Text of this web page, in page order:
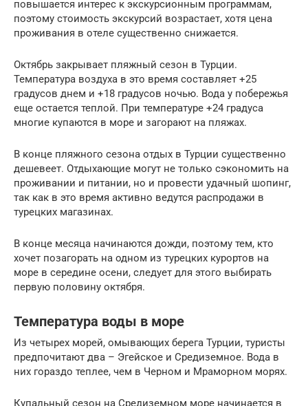
повышается интерес к экскурсионным программам,
поэтому стоимость экскурсий возрастает, хотя цена
проживания в отеле существенно снижается.
Октябрь закрывает пляжный сезон в Турции.
Температура воздуха в это время составляет +25
градусов днем и +18 градусов ночью. Вода у побережья
еще остается теплой. При температуре +24 градуса
многие купаются в море и загорают на пляжах.
В конце пляжного сезона отдых в Турции существенно
дешевеет. Отдыхающие могут не только сэкономить на
проживании и питании, но и провести удачный шопинг,
так как в это время активно ведутся распродажи в
турецких магазинах.
В конце месяца начинаются дожди, поэтому тем, кто
хочет позагорать на одном из турецких курортов на
море в середине осени, следует для этого выбирать
первую половину октября.
Температура воды в море
Из четырех морей, омывающих берега Турции, туристы
предпочитают два – Эгейское и Средиземное. Вода в
них гораздо теплее, чем в Черном и Мраморном морях.
Купальный сезон на Средиземном море начинается в